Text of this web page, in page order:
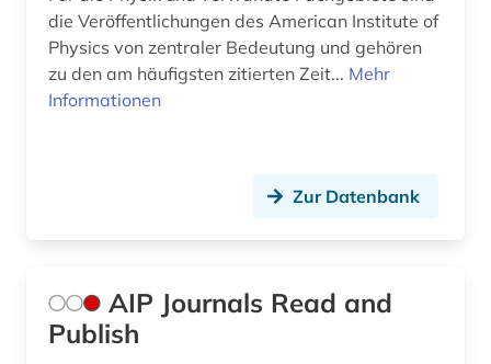
erde (1)
evolutionary computation (1)
die Veröffentlichungen des American Institute of
Physics von zentraler Bedeutung und gehören
zu den am häufigsten zitierten Zeit... Mehr
Informationen
Zur Datenbank
AIP Journals Read and
Publish